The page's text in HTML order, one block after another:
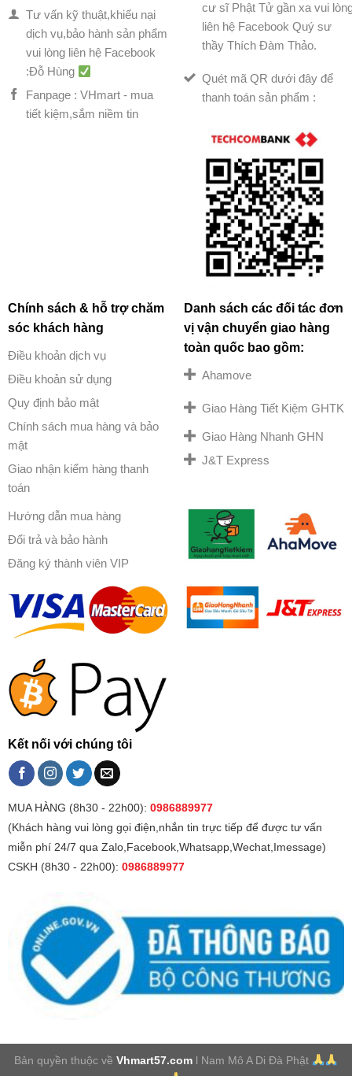
Tư vấn kỹ thuật,khiếu nại
dịch vụ,bảo hành sản phẩm
vui lòng liên hệ Facebook
:Đỗ Hùng
Fanpage : VHmart - mua
tiết kiệm,sắm niềm tin
cư sĩ Phật Tử gần xa vui
liên hệ Facebook Quý sư
thầy Thích Đàm Thảo.
Quét mã QR dưới đây để
thanh toán sản phẩm :
Chính sách & hỗ trợ chăm
sóc khách hàng
Điều khoản dịch vụ
Điều khoản sử dụng
Quy định bảo mật
Chính sách mua hàng và bảo
mật
Giao nhận kiểm hàng thanh
toán
Hướng dẫn mua hàng
Đổi trả và bảo hành
Đăng ký thành viên VIP
Danh sách các đối tác đơn
vị vận chuyển giao hàng
toàn quốc bao gồm:
Ahamove
Giao Hàng Tiết Kiệm GHTK
Giao Hàng Nhanh GHN
J&T Express
Kết nối với chúng tôi
MUA HÀNG (8h30 - 22h00): 0986889977
(Khách hàng vui lòng gọi điện,nhắn tin trực tiếp để được tư vấn
miễn phí 24/7 qua Zalo,Facebook,Whatsapp,Wechat,Imessage)
CSKH (8h30 - 22h00): 0986889977
Bản quyền thuộc vềVhmart57.com l Nam Mô A Di Đà Phật